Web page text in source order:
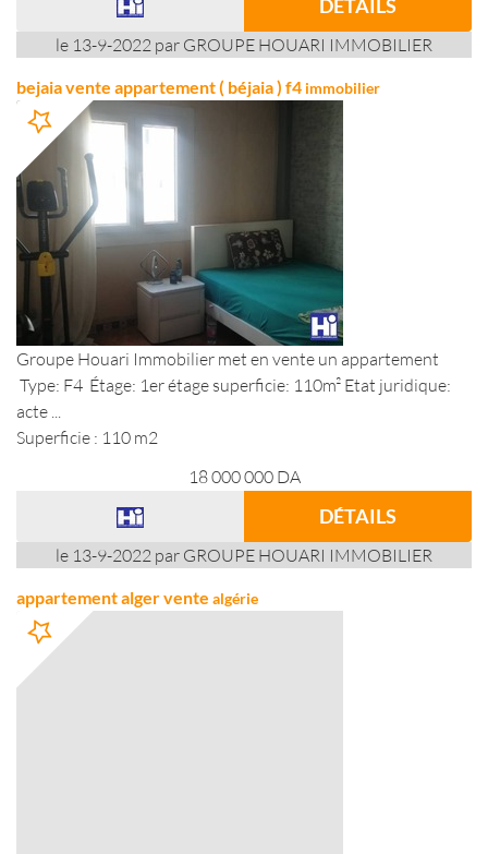
DÉTAILS
le 13-9-2022 par GROUPE HOUARI IMMOBILIER
bejaia vente appartement ( béjaia ) f4 immobilier
Groupe Houari Immobilier met en vente un appartement
Type: F4 Étage: 1er étage superficie: 110m² Etat juridique:
acte ...
Superficie : 110 m2
18 000 000 DA
DÉTAILS
le 13-9-2022 par GROUPE HOUARI IMMOBILIER
appartement alger vente algérie